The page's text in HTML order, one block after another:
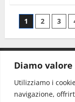
Diamo
Utilizziamo i
navigazione,
1 2 3
CONTATTI.
Redazione: